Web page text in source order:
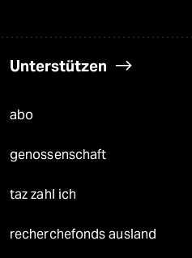
Unterstützen
abo
genossenschaft
taz zahl ich
recherchefonds ausland